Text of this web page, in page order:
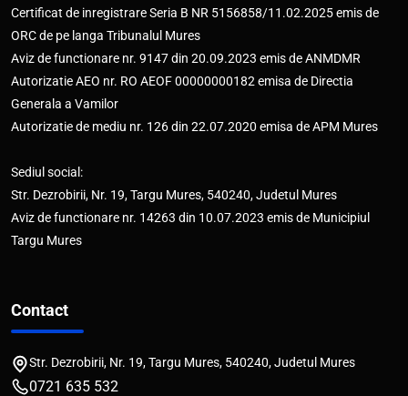
Certificat de inregistrare Seria B NR 5156858/11.02.2025 emis de
ORC de pe langa Tribunalul Mures
Aviz de functionare nr. 9147 din 20.09.2023 emis de ANMDMR
Autorizatie AEO nr. RO AEOF 00000000182 emisa de Directia
Generala a Vamilor
Autorizatie de mediu nr. 126 din 22.07.2020 emisa de APM Mures
Sediul social:
Str. Dezrobirii, Nr. 19, Targu Mures, 540240, Judetul Mures
Aviz de functionare nr. 14263 din 10.07.2023 emis de Municipiul
Targu Mures
Contact
Str. Dezrobirii, Nr. 19, Targu Mures, 540240, Judetul Mures
0721 635 532